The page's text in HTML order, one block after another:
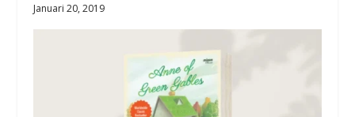
Januari 20, 2019